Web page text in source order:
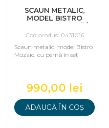
SCAUN METALIC,
MODEL BISTRO
SET
Cod produs: 0431016
Scaun metalic, model Bistro
Mozaic, cu pernă în set
990,00 lei
ADAUGĂ ÎN COȘ